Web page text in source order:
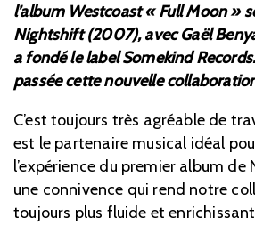
l’album Westcoast « Full Moon »
Nightshift (2007), avec Gaël
a fondé le label Somekind
passée cette nouvelle
C’est toujours très agréable de
est le partenaire musical idéal
l’expérience du premier album
une connivence qui rend notre
toujours plus fluide et